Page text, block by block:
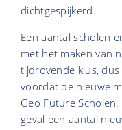
dichtgespijkerd.
Een aantal scholen
met het maken van
tijdrovende klus,
voordat de nieuwe
Geo Future
geval een aantal